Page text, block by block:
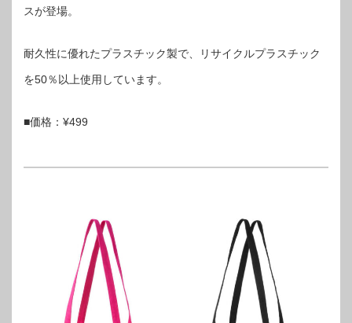
スが登場。
耐久性に優れたプラスチック製で、リサイクルプラスチック
を50％以上使用しています。
■価格：¥499